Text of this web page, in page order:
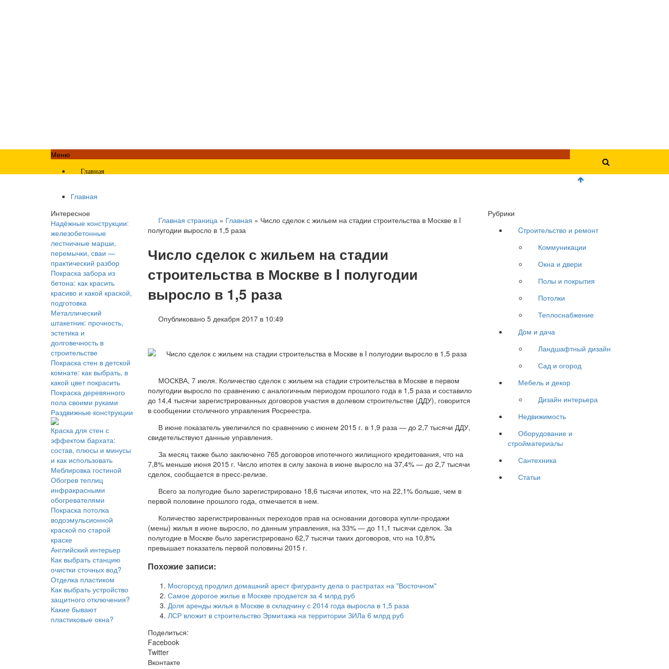
Меню
Главная
Главная
Главная страница » Главная » Число сделок с жильем на стадии строительства в Москве в I
полугодии выросло в 1,5 раза
Число сделок с жильем на стадии
строительства в Москве в I полугодии
выросло в 1,5 раза
Опубликовано 5 декабря 2017 в 10:49
МОСКВА, 7 июля. Количество сделок с жильем на стадии строительства в Москве в первом
полугодии выросло по сравнению с аналогичным периодом прошлого года в 1,5 раза и составило
до 14,4 тысячи зарегистрированных договоров участия в долевом строительстве (ДДУ), говорится
в сообщении столичного управления Росреестра.
В июне показатель увеличился по сравнению с июнем 2015 г. в 1,9 раза — до 2,7 тысячи ДДУ,
свидетельствуют данные управления.
За месяц также было заключено 765 договоров ипотечного жилищного кредитования, что на
7,8% меньше июня 2015 г. Число ипотек в силу закона в июне выросло на 37,4% — до 2,7 тысячи
сделок, сообщается в пресс-релизе.
Всего за полугодие было зарегистрировано 18,6 тысячи ипотек, что на 22,1% больше, чем в
первой половине прошлого года, отмечается в нем.
Количество зарегистрированных переходов прав на основании договора купли-продажи
(мены) жилья в июне выросло, по данным управления, на 33% — до 11,1 тысячи сделок. За
полугодие в Москве было зарегистрировано 62,7 тысячи таких договоров, что на 10,8%
превышает показатель первой половины 2015 г.
Похожие записи:
Мосгорсуд продлил домашний арест фигуранту дела о растратах на "Восточном"
Самое дорогое жилье в Москве продается за 4 млрд руб
Доля аренды жилья в Москве в складчину с 2014 года выросла в 1,5 раза
ЛСР вложит в строительство Эрмитажа на территории ЗИЛа 6 млрд руб
Поделиться:
Facebook
Twitter
Вконтакте
Рубрики
Cтроительство и ремонт
Коммуникации
Окна и двери
Полы и покрытия
Потолки
Теплоснабжение
Дом и дача
Ландшафтный дизайн
Сад и огород
Мебель и декор
Дизайн интерьера
Недвижимость
Оборудование и
стройматериалы
Сантехника
Статьи
Интересное
Надёжные конструкции:
железобетонные
лестничные марши,
перемычки, сваи —
практический разбор
Покраска забора из
бетона: как красить
красиво и какой краской,
подготовка
Металлический
штакетник: прочность,
эстетика и
долговечность в
строительстве
Покраска стен в детской
комнате: как выбрать, в
какой цвет покрасить
Покраска деревянного
пола своими руками
Раздвижные конструкции
Краска для стен с
эффектом бархата:
состав, плюсы и минусы
и как использовать
Меблировка гостиной
Обогрев теплиц
инфракрасными
обогревателями
Покраска потолка
водоэмульсионной
краской по старой
краске
Английский интерьер
Как выбрать станцию
очистки сточных вод?
Отделка пластиком
Как выбрать устройство
защитного отключения?
Какие бывают
пластиковые окна?